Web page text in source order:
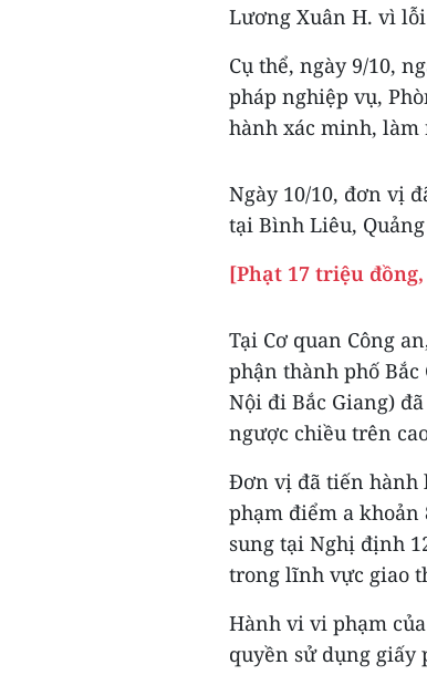
Lương Xuân H. vì
Cụ thể, ngày 9/10,
pháp nghiệp vụ,
hành xác minh,
Ngày 10/10, đơn vị
tại Bình Liêu,
[Phạt 17 triệu
Tại Cơ quan Công
phận thành phố
Nội đi Bắc Giang)
ngược chiều trên
Đơn vị đã tiến hành
phạm điểm a khoản
sung tại Nghị định
trong lĩnh vực giao
Hành vi vi phạm
quyền sử dụng giấy